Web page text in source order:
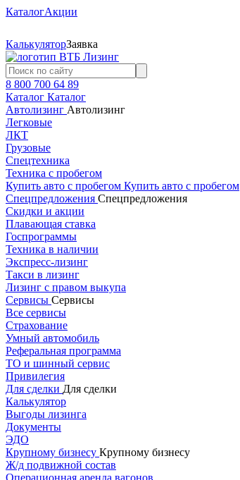
КаталогАкции
КалькуляторЗаявка
8 800 700 64 89
Каталог Каталог
Автолизинг Автолизинг
Легковые
ЛКТ
Грузовые
Спецтехника
Техника с пробегом
Купить авто с пробегом Купить авто с пробегом
Спецпредложения Спецпредложения
Скидки и акции
Плавающая ставка
Госпрограммы
Техника в наличии
Экспресс-лизинг
Такси в лизинг
Лизинг с правом выкупа
Сервисы Сервисы
Все сервисы
Страхование
Умный автомобиль
Реферальная программа
ТО и шинный сервис
Привилегия
Для сделки Для сделки
Калькулятор
Выгоды лизинга
Документы
ЭДО
Крупному бизнесу Крупному бизнесу
Ж/д подвижной состав
Операционная аренда вагонов